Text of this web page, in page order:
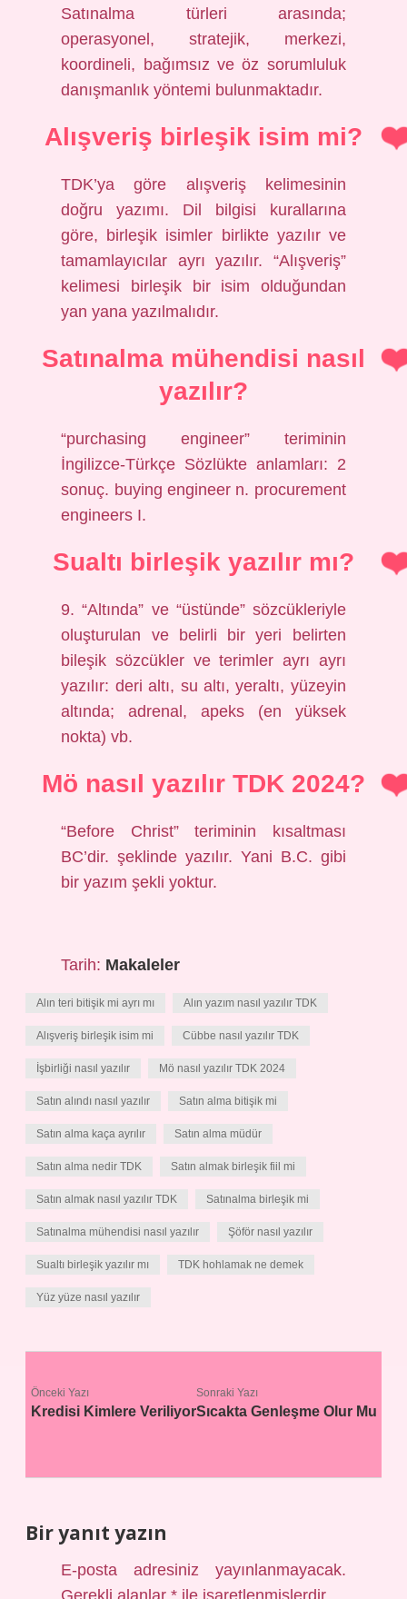
Satınalma türleri arasında;
operasyonel, stratejik, merkezi,
koordineli, bağımsız ve öz sorumluluk
danışmanlık yöntemi bulunmaktadır.
Alışveriş birleşik isim mi?
TDK’ya göre alışveriş kelimesinin
doğru yazımı. Dil bilgisi kurallarına
göre, birleşik isimler birlikte yazılır ve
tamamlayıcılar ayrı yazılır. “Alışveriş”
kelimesi birleşik bir isim olduğundan
yan yana yazılmalıdır.
Satınalma mühendisi nasıl
yazılır?
“purchasing engineer” teriminin
İngilizce-Türkçe Sözlükte anlamları: 2
sonuç. buying engineer n. procurement
engineers I.
Sualtı birleşik yazılır mı?
9. “Altında” ve “üstünde” sözcükleriyle
oluşturulan ve belirli bir yeri belirten
bileşik sözcükler ve terimler ayrı ayrı
yazılır: deri altı, su altı, yeraltı, yüzeyin
altında; adrenal, apeks (en yüksek
nokta) vb.
Mö nasıl yazılır TDK 2024?
“Before Christ” teriminin kısaltması
BC’dir. şeklinde yazılır. Yani B.C. gibi
bir yazım şekli yoktur.
Tarih: Makaleler
Alın teri bitişik mi ayrı mı Alın yazım nasıl yazılır TDK
Alışveriş birleşik isim mi Cübbe nasıl yazılır TDK
İşbirliği nasıl yazılır Mö nasıl yazılır TDK 2024
Satın alındı nasıl yazılır Satın alma bitişik mi
Satın alma kaça ayrılır Satın alma müdür
Satın alma nedir TDK Satın almak birleşik fiil mi
Satın almak nasıl yazılır TDK Satınalma birleşik mi
Satınalma mühendisi nasıl yazılır Şöför nasıl yazılır
Sualtı birleşik yazılır mı TDK hohlamak ne demek
Yüz yüze nasıl yazılır
Önceki Yazı
Kredisi Kimlere Veriliyor
Sonraki Yazı
Sıcakta Genleşme Olur Mu
Bir yanıt yazın
E-posta adresiniz yayınlanmayacak.
Gerekli alanlar* ile işaretlenmişlerdir